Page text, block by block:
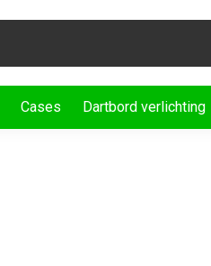
Cases Dartbord verlichting